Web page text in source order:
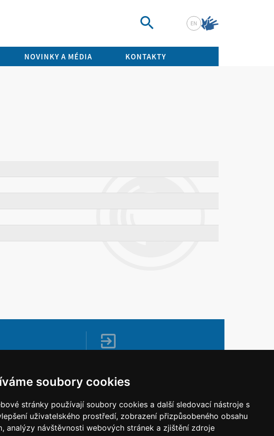
soubory cookies
stránky používají soubory cookies a další sledovací nástroje s
uživatelského prostředí, zobrazení přizpůsobeného obsahu
analýzy návštěvnosti webových stránek a zjištění zdroje
EN
NOVINKY A MÉDIA KONTAKTY
dotazy nezůstanou bez odezvy.
Chci napsat MKČR